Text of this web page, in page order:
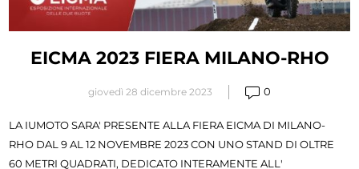
EICMA 2023 FIERA MILANO-RHO
giovedì 28 dicembre 2023 0
LA IUMOTO SARA' PRESENTE ALLA FIERA EICMA DI MILANO-
RHO DAL 9 AL 12 NOVEMBRE 2023 CON UNO STAND DI OLTRE
60 METRI QUADRATI, DEDICATO INTERAMENTE ALL'